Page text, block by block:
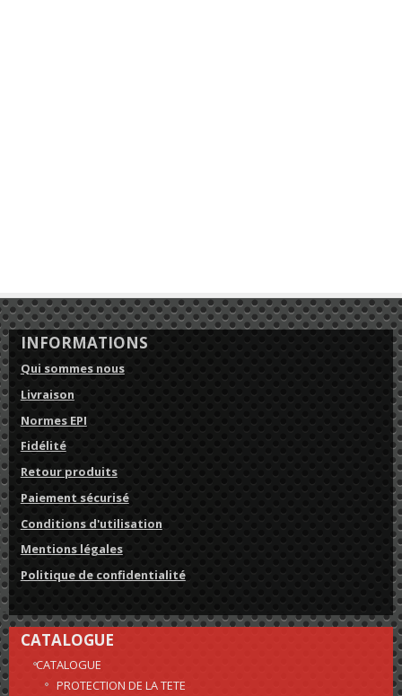
INFORMATIONS
Qui sommes nous
Livraison
Normes EPI
Fidélité
Retour produits
Paiement sécurisé
Conditions d'utilisation
Mentions légales
Politique de confidentialité
CATALOGUE
CATALOGUE
PROTECTION DE LA TETE